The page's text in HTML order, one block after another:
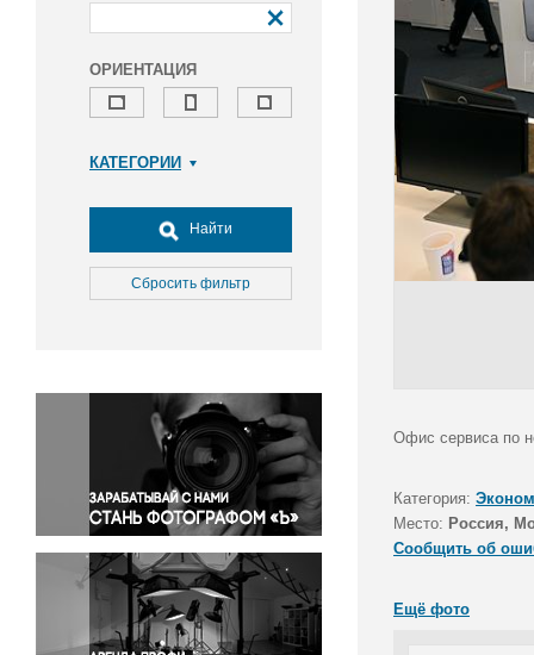
ОРИЕНТАЦИЯ
КАТЕГОРИИ
Досуг, туризм и отдых
Культура
Медицина
Окружающая среда
Политика
Правосудие
Происшествия и конфликты
Религия
Светская жизнь
Спорт
Экология
Экономика и бизнес
Найти
Сбросить фильтр
Офис сервиса по
Категория:
Место: Россия,
Сообщить об
Ещё фото